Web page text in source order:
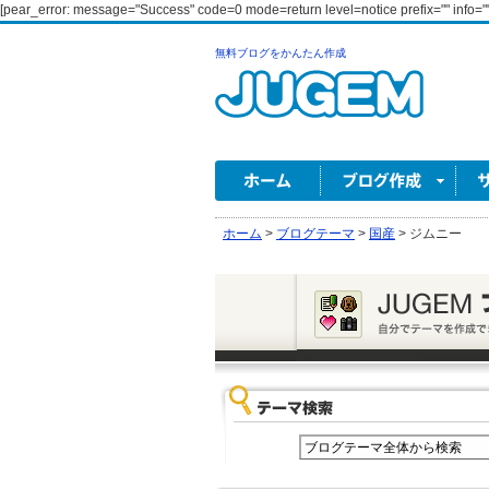
[pear_error: message="Success" code=0 mode=return level=notice prefix=""
無料ブログをかんたん作成
ホーム > ブログテーマ > 国産 > ジムニー